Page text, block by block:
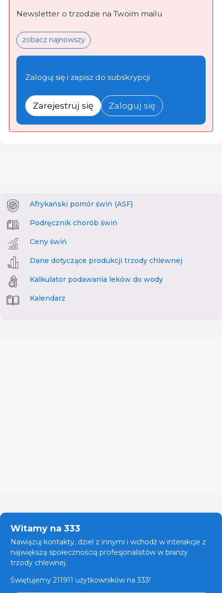
Newsletter o trzodzie na Twoim mailu
zobacz najnowszy
Zaloguj się i zapisz do subskrypcji
Zarejestruj się Zaloguj się
Afrykański pomór świń (ASF)
Podręcznik chorób świń
Ceny świń
Dane dotyczące produkcji trzody chlewnej
Kalkulator podawania leków do wody
Kalendarz
Witamy na 333
Nawiązuj kontakty, dziel z innymi i wchodź w interakcje z
największą społecznością profesjonalistów w branży
trzody chlewnej.
Świętujemy 211911 użytkowników na 333!